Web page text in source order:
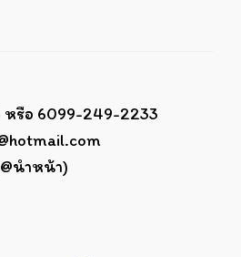
หรือ 6099-249-2233
นำหน้า)